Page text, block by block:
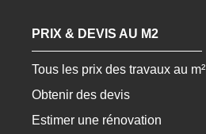
PRIX & DEVIS AU M2
Tous les prix des travaux au m²
Obtenir des devis
Estimer une rénovation